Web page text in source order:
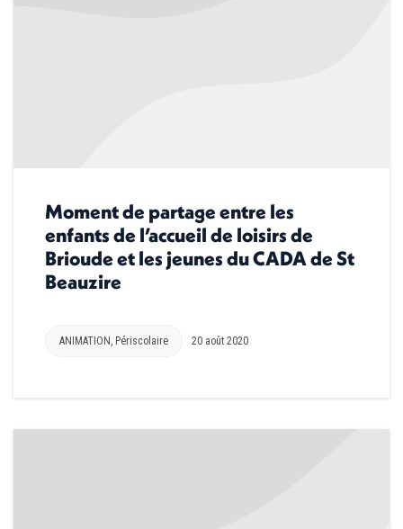
Moment de partage entre les
enfants de l’accueil de loisirs de
Brioude et les jeunes du CADA de St
Beauzire
ANIMATION , Périscolaire 20 août 2020